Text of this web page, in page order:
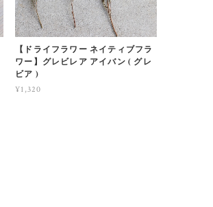
【ドライフラワー ネイティブフラ
ワー】グレビレア アイバン ( グレ
ビア )
¥1,320